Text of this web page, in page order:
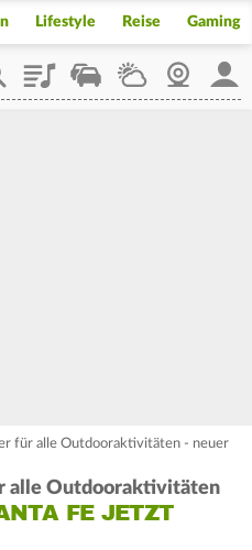
Lifestyle Reise Gaming
PlaylistStaupilotWetterWebcam
für alle Outdooraktivitäten - neuer
alle Outdooraktivitäten
FE JETZT